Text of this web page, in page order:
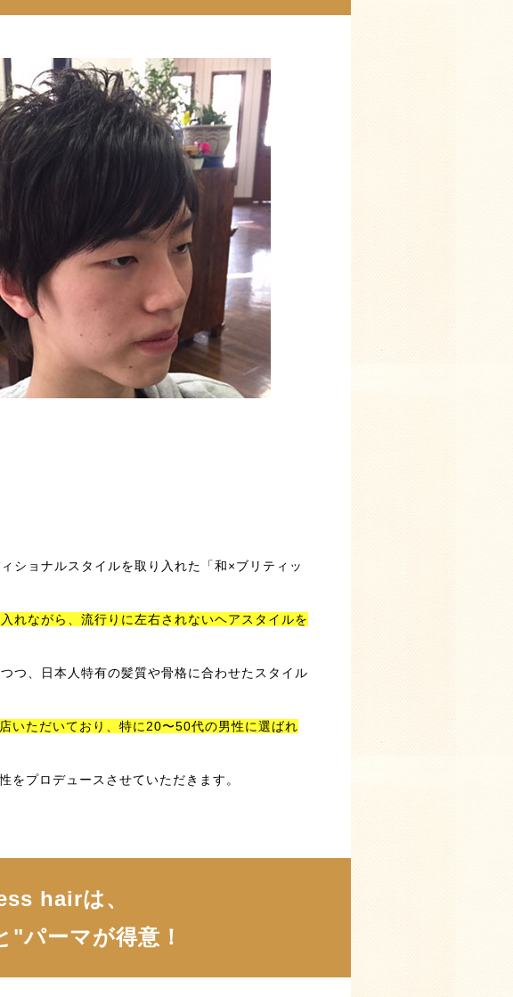
ショナルスタイルを取り入れた「和×ブリティッ
れながら、流行りに左右されないヘアスタイルを
つ、日本人特有の髪質や骨格に合わせたスタイル
いただいており、特に20〜50代の男性に選ばれ
をプロデュースさせていただきます。
hairは、
パーマが得意！